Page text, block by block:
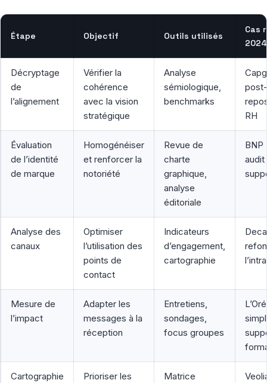
Étape Objectif Outils utilisés
Cas
2024
Décryptage
de
l’alignement
Vérifier la
cohérence
avec la vision
stratégique
Analyse
sémiologique,
benchmarks
post-
RH
Évaluation
de l’identité
de marque
Homogénéiser
et renforcer la
notoriété
Revue de
charte
graphique,
analyse
éditoriale
BNP
Analyse des
canaux
Optimiser
l’utilisation des
points de
contact
Indicateurs
d’engagement,
cartographie
Mesure de
l’impact
Adapter les
messages à la
réception
Entretiens,
sondages,
focus groupes
Cartographie
Prioriser les
Matrice